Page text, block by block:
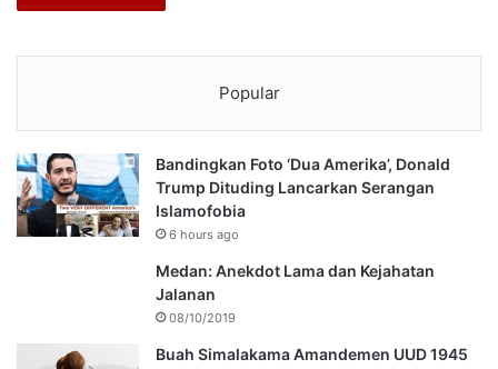
Popular
Bandingkan Foto ‘Dua Amerika’, Donald
Trump Dituding Lancarkan Serangan
Islamofobia
6 hours ago
Medan: Anekdot Lama dan Kejahatan
Jalanan
08/10/2019
Buah Simalakama Amandemen UUD 1945